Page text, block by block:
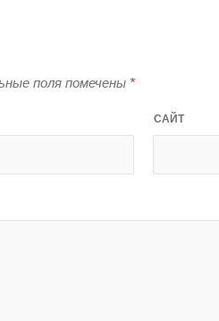
поля помечены *
САЙТ